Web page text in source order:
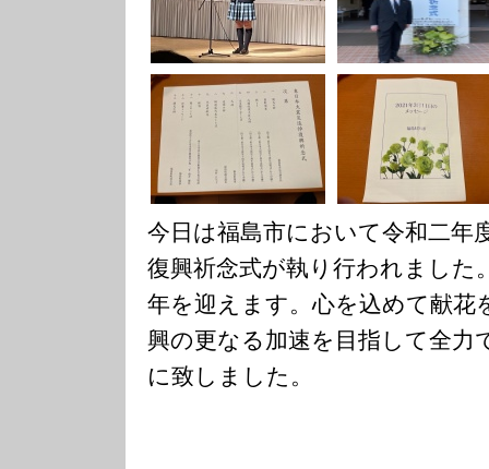
今日は福島市において令和二
復興祈念式が執り行われました
年を迎えます。心を込めて献花
興の更なる加速を目指して全力
に致しました。